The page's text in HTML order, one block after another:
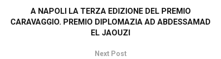
A NAPOLI LA TERZA EDIZIONE DEL PREMIO
CARAVAGGIO. PREMIO DIPLOMAZIA AD ABDESSAMAD
EL JAOUZI
Next Post